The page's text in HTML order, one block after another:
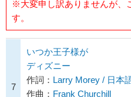
※大変申し訳ありませんが、
す。
7
いつか王子様が
ディズニー
作詞： Larry Morey / 日本
作曲： Frank Churchill